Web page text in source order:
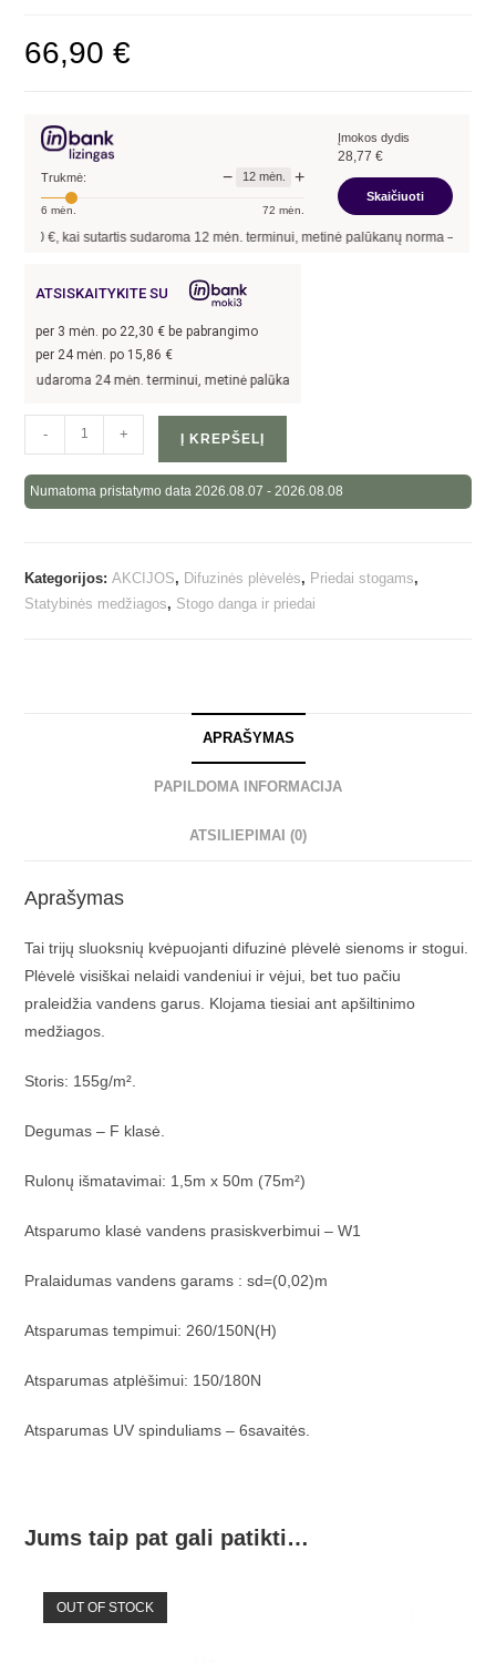
66,90€
Trukmė: − 12mėn. +
6 mėn. 72 mėn.
Įmokos dydis
28,77 €
Skaičiuoti
€, kai sutartis sudaroma12mėn. terminui, metinė palūkanų norma –13,90%
ATSISKAITYKITE SU
per 3 mėn. po 22,30 € be pabrangimo
per 24 mėn. po 15,86 €
24 mėn. terminui, metinė palūkanų norma –
- + Į KREPŠELĮ
Numatoma pristatymo data 2026.08.07 - 2026.08.08
Kategorijos:AKCIJOS, Difuzinės plėvelės, Priedai stogams,
Statybinės medžiagos, Stogo danga ir priedai
APRAŠYMAS
PAPILDOMA INFORMACIJA
ATSILIEPIMAI (0)
Aprašymas
Tai trijų sluoksnių kvėpuojanti difuzinė plėvelė sienoms ir stogui.
Plėvelė visiškai nelaidi vandeniui ir vėjui, bet tuo pačiu
praleidžia vandens garus. Klojama tiesiai ant apšiltinimo
medžiagos.
Storis: 155g/m².
Degumas – F klasė.
Rulonų išmatavimai: 1,5m x 50m (75m²)
Atsparumo klasė vandens prasiskverbimui – W1
Pralaidumas vandens garams : sd=(0,02)m
Atsparumas tempimui: 260/150N(H)
Atsparumas atplėšimui: 150/180N
Atsparumas UV spinduliams – 6savaitės.
Jums taip pat gali patikti…
OUT OF STOCK